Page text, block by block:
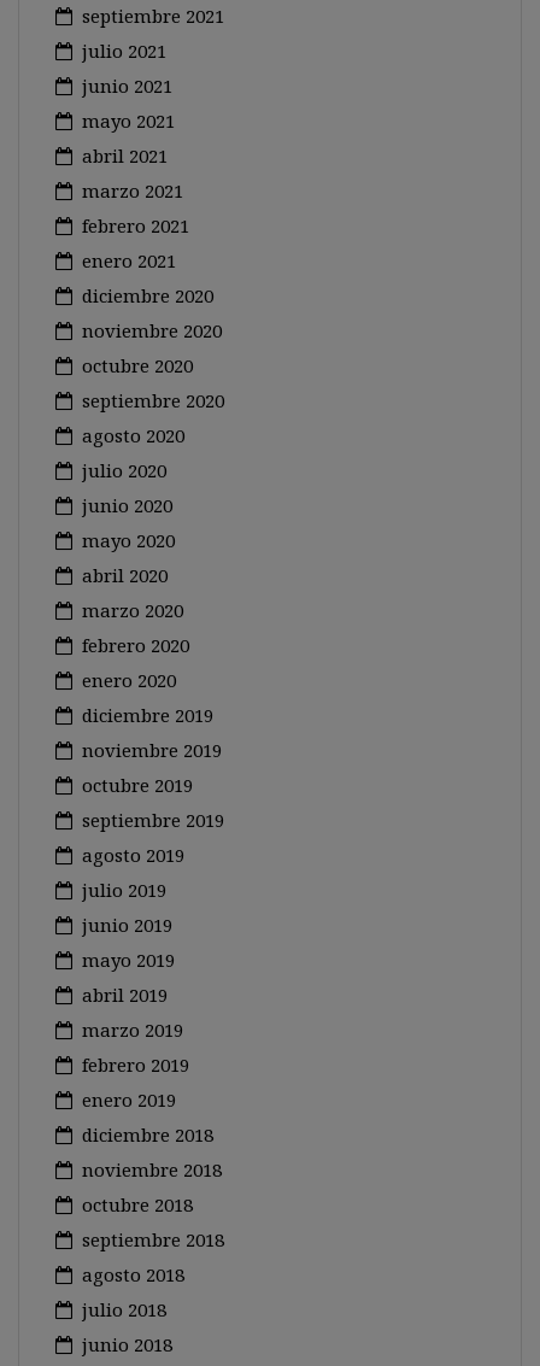
septiembre 2021
julio 2021
junio 2021
mayo 2021
abril 2021
marzo 2021
febrero 2021
enero 2021
diciembre 2020
noviembre 2020
octubre 2020
septiembre 2020
agosto 2020
julio 2020
junio 2020
mayo 2020
abril 2020
marzo 2020
febrero 2020
enero 2020
diciembre 2019
noviembre 2019
octubre 2019
septiembre 2019
agosto 2019
julio 2019
junio 2019
mayo 2019
abril 2019
marzo 2019
febrero 2019
enero 2019
diciembre 2018
noviembre 2018
octubre 2018
septiembre 2018
agosto 2018
julio 2018
junio 2018